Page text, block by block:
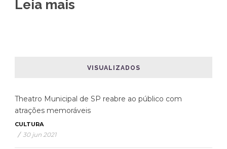
Leia mais
VISUALIZADOS
Theatro Municipal de SP reabre ao público com
atrações memoráveis
CULTURA
/ 30 jun 2021